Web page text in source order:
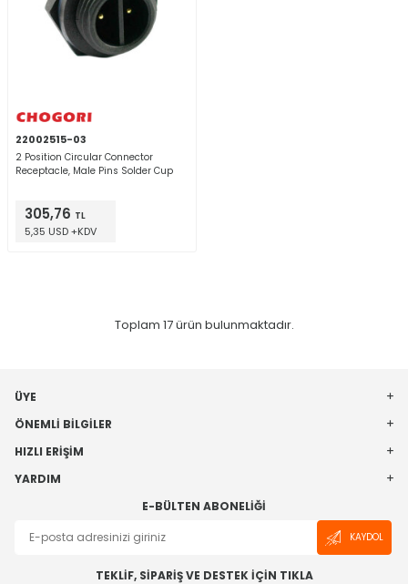
22002515-03
2 Position Circular Connector
Receptacle, Male Pins Solder Cup
305,76 TL
5,35 USD +KDV
Toplam 17ürün bulunmaktadır.
ÜYE
ÖNEMLI BILGILER
HIZLI ERIŞIM
YARDIM
E-BÜLTEN ABONELIĞI
KAYDOL
TEKLİF, SİPARİŞ VE DESTEK İÇİN TIKLA